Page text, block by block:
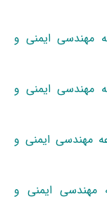
مهندسی ایمنی و
مهندسی ایمنی و
مهندسی ایمنی و
مهندسی ایمنی و